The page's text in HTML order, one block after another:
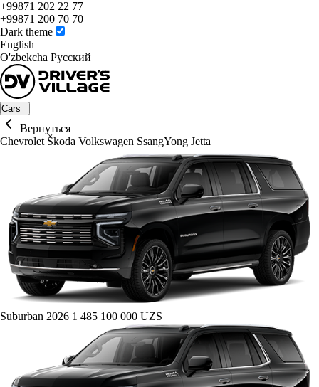
+99871 202 22 77
+99871 200 70 70
Dark theme
English
O'zbekcha Русский
Cars
Вернуться
Chevrolet Škoda Volkswagen SsangYong Jetta
Suburban 2026 1 485 100 000 UZS